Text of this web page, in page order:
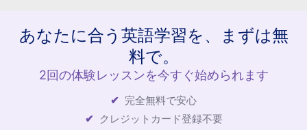
あなたに合う英語学習を、まずは無
料で。
2回の体験レッスンを今すぐ始められます
完全無料で安心
クレジットカード登録不要